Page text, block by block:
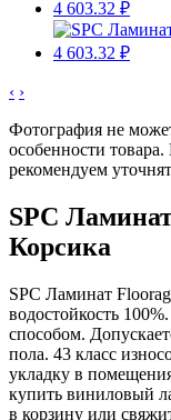
‹ ›
Фотография не
особенности
рекомендуем
SPC
Корсика
SPC Ламинат
водостойкость
способом.
пола. 43 класс
укладку в
купить виниловый
в корзину или